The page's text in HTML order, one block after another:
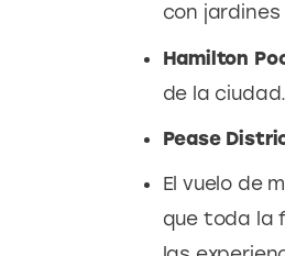
con
Hamilton
de la ciudad.
Pease
El vuelo de
que toda la